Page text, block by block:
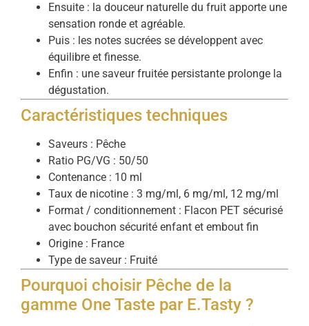
Ensuite : la douceur naturelle du fruit apporte une
sensation ronde et agréable.
Puis : les notes sucrées se développent avec
équilibre et finesse.
Enfin : une saveur fruitée persistante prolonge la
dégustation.
Caractéristiques techniques
Saveurs : Pêche
Ratio PG/VG : 50/50
Contenance : 10 ml
Taux de nicotine : 3 mg/ml, 6 mg/ml, 12 mg/ml
Format / conditionnement : Flacon PET sécurisé
avec bouchon sécurité enfant et embout fin
Origine : France
Type de saveur : Fruité
Pourquoi choisir Pêche de la
gamme One Taste par E.Tasty ?